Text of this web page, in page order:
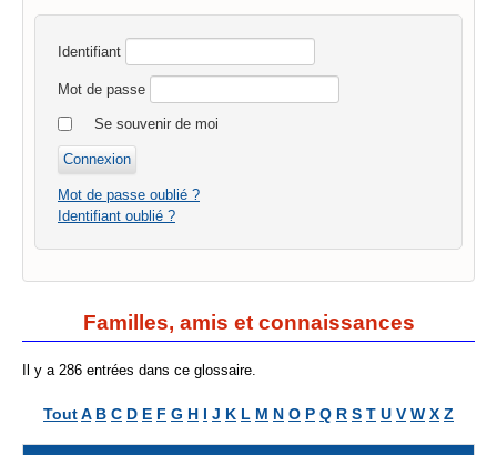
Identifiant
Mot de passe
Se souvenir de moi
Mot de passe oublié ?
Identifiant oublié ?
Familles, amis et connaissances
Il y a 286 entrées dans ce glossaire.
ToutA B C D E F G H I J K L M N O P Q R S T U V W X Z